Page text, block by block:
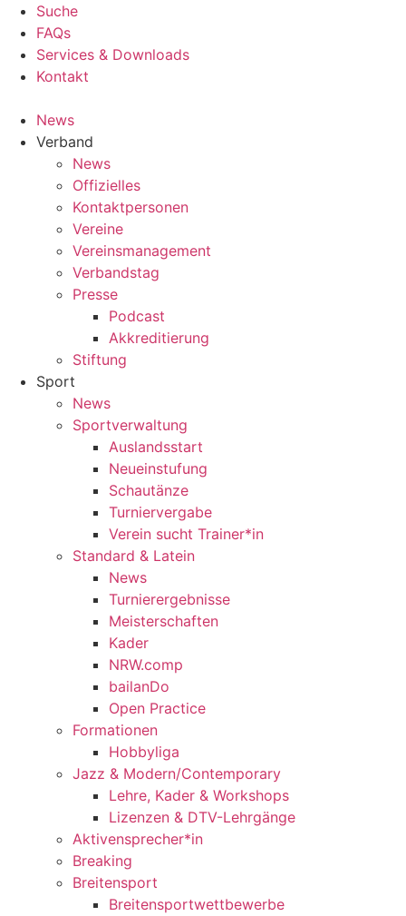
Suche
FAQs
Services & Downloads
Kontakt
News
Verband
News
Offizielles
Kontaktpersonen
Vereine
Vereinsmanagement
Verbandstag
Presse
Podcast
Akkreditierung
Stiftung
Sport
News
Sportverwaltung
Auslandsstart
Neueinstufung
Schautänze
Turniervergabe
Verein sucht Trainer*in
Standard & Latein
News
Turnierergebnisse
Meisterschaften
Kader
NRW.comp
bailanDo
Open Practice
Formationen
Hobbyliga
Jazz & Modern/Contemporary
Lehre, Kader & Workshops
Lizenzen & DTV-Lehrgänge
Aktivensprecher*in
Breaking
Breitensport
Breitensportwettbewerbe